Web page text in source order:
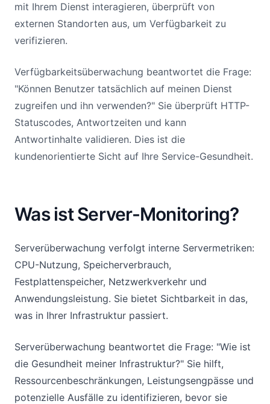
mit Ihrem Dienst interagieren, überprüft von
externen Standorten aus, um Verfügbarkeit zu
verifizieren.
Verfügbarkeitsüberwachung beantwortet die Frage:
"Können Benutzer tatsächlich auf meinen Dienst
zugreifen und ihn verwenden?" Sie überprüft HTTP-
Statuscodes, Antwortzeiten und kann
Antwortinhalte validieren. Dies ist die
kundenorientierte Sicht auf Ihre Service-Gesundheit.
Was ist Server-Monitoring?
Serverüberwachung verfolgt interne Servermetriken:
CPU-Nutzung, Speicherverbrauch,
Festplattenspeicher, Netzwerkverkehr und
Anwendungsleistung. Sie bietet Sichtbarkeit in das,
was in Ihrer Infrastruktur passiert.
Serverüberwachung beantwortet die Frage: "Wie ist
die Gesundheit meiner Infrastruktur?" Sie hilft,
Ressourcenbeschränkungen, Leistungsengpässe und
potenzielle Ausfälle zu identifizieren, bevor sie